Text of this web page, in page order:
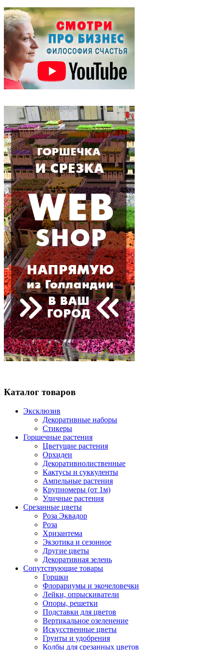
Каталог товаров
Эксклюзив
Декоративные наборы
Стикеры
Горшечные растения
Цветущие растения
Орхидеи
Декоративнолиственные
Кактусы и суккуленты
Ампельные растения
Крупномеры (от 1м)
Уличные растения
Срезанные цветы
Роза Эквадор
Роза
Хризантема
Экзотика и сезонное
Другие цветы
Декоративная зелень
Сопутствующие товары
Горшки
Флорариумы и экочеловечки
Лейки, опрыскиватели
Опоры, решетки
Подставки для цветов
Вертикальное озеленение
Искусственные цветы
Грунты и удобрения
Колбы для срезанных цветов